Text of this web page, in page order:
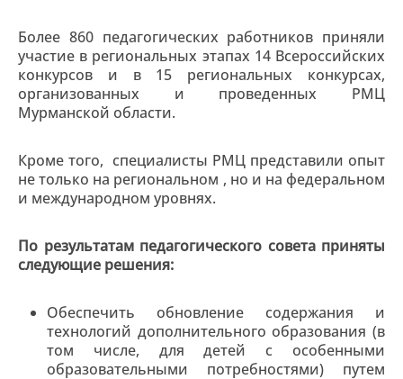
Более 860 педагогических работников приняли
участие в региональных этапах 14 Всероссийских
конкурсов и в 15 региональных конкурсах,
организованных и проведенных РМЦ
Мурманской области.
Кроме того, специалисты РМЦ представили опыт
не только на региональном , но и на федеральном
и международном уровнях.
По результатам педагогического совета приняты
следующие решения:
Обеспечить обновление содержания и
технологий дополнительного образования (в
том числе, для детей с особенными
образовательными потребностями) путем